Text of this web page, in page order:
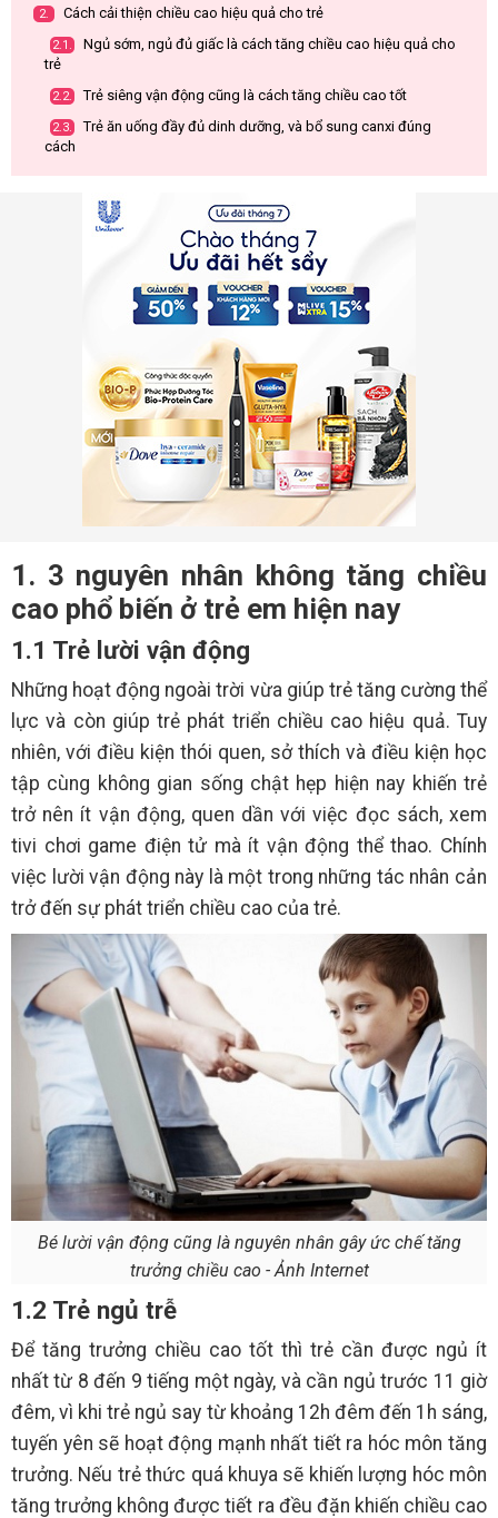
2. Cách cải thiện chiều cao hiệu quả cho trẻ
2.1.
Ngủ sớm, ngủ đủ giấc là cách tăng chiều cao hiệu quả cho
trẻ
2.2. Trẻ siêng vận động cũng là cách tăng chiều cao tốt
2.3.
Trẻ ăn uống đầy đủ dinh dưỡng, và bổ sung canxi đúng
cách
1. 3 nguyên nhân không tăng chiều
cao phổ biến ở trẻ em hiện nay
1.1 Trẻ lười vận động
Những hoạt động ngoài trời vừa giúp trẻ tăng cường thể
lực và còn giúp trẻ phát triển chiều cao hiệu quả. Tuy
nhiên, với điều kiện thói quen, sở thích và điều kiện học
tập cùng không gian sống chật hẹp hiện nay khiến trẻ
trở nên ít vận động, quen dần với việc đọc sách, xem
tivi chơi game điện tử mà ít vận động thể thao. Chính
việc lười vận động này là một trong những tác nhân cản
trở đến sự phát triển chiều cao của trẻ.
Bé lười vận động cũng là nguyên nhân gây ức chế tăng
trưởng chiều cao - Ảnh Internet
1.2 Trẻ ngủ trễ
Để tăng trưởng chiều cao tốt thì trẻ cần được ngủ ít
nhất từ 8 đến 9 tiếng một ngày, và cần ngủ trước 11 giờ
đêm, vì khi trẻ ngủ say từ khoảng 12h đêm đến 1h sáng,
tuyến yên sẽ hoạt động mạnh nhất tiết ra hóc môn tăng
trưởng. Nếu trẻ thức quá khuya sẽ khiến lượng hóc môn
tăng trưởng không được tiết ra đều đặn khiến chiều cao